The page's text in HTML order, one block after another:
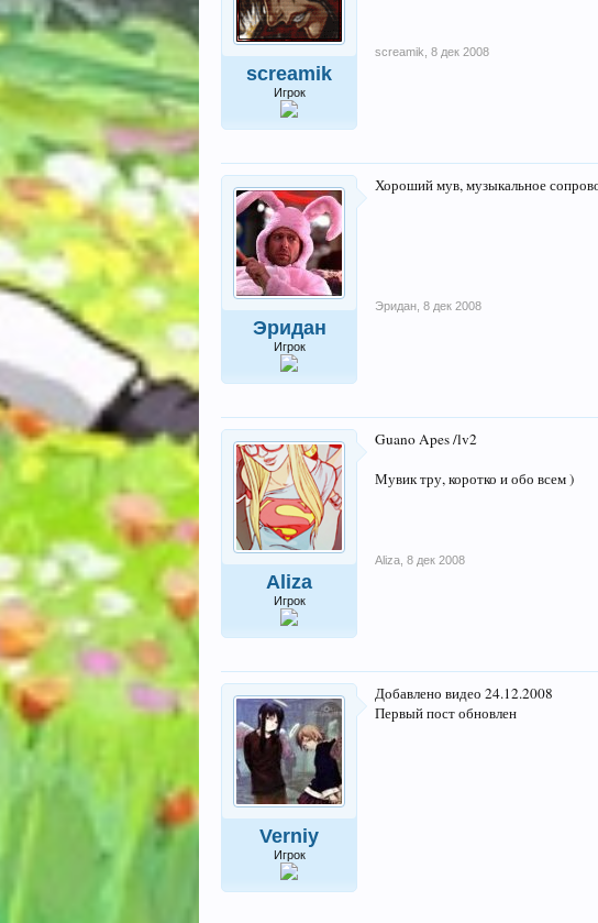
screamik
Игрок
screamik 8 дек 2008
Эридан
Игрок
Хороший мув, музыкальное
Эридан 8 дек 2008
Aliza
Игрок
Guano Apes /lv2
Мувик тру, коротко и обо всем )
Aliza 8 дек 2008
Verniy
Игрок
Добавлено видео 24.12.2008
Первый пост обновлен